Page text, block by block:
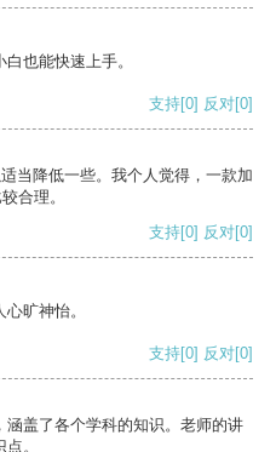
也能快速上手。
支持[0] 反对[0]
当降低一些。我个人觉得，一款加
合理。
支持[0] 反对[0]
旷神怡。
支持[0] 反对[0]
盖了各个学科的知识。老师的讲
。